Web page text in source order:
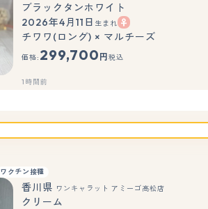
もっと見る
ブラックタンホワイト
2026年4月11日 生まれ
チワワ(ロング) × マルチーズ
価格: 299,700 円 税込
1時間前
ワクチン接種
香川県 ワンキャラット アミーゴ高松店
クリーム